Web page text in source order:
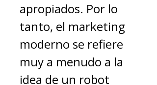
apropiados. Por lo
tanto, el marketing
moderno se refiere
muy a menudo a la
idea de un robot